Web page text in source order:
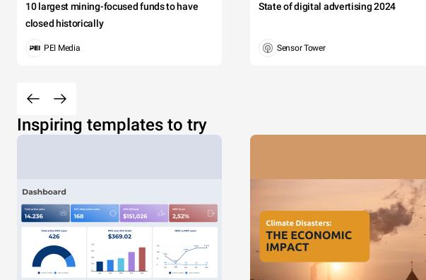
10 largest mining-focused funds to have
closed historically
PEI Media
State of digital advertising 2024
Sensor Tower
Inspiring templates to try